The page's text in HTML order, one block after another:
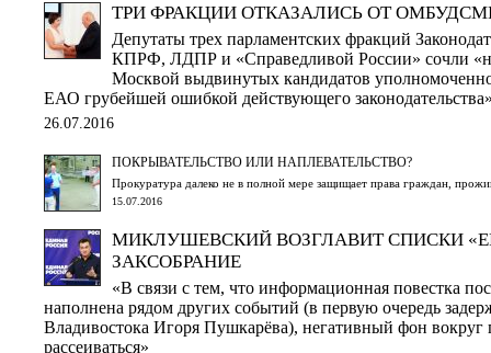
ТРИ ФРАКЦИИ ОТКАЗАЛИСЬ ОТ
Депутаты трех парламентских фракций
КПРФ, ЛДПР и «Справедливой России» сочли
Москвой выдвинутых кандидатов
ЕАО грубейшей ошибкой действующего
26.07.2016
ПОКРЫВАТЕЛЬСТВО ИЛИ НАПЛЕВАТЕЛЬСТВО?
Прокуратура далеко не в полной мере защищает права граждан,
15.07.2016
МИКЛУШЕВСКИЙ ВОЗГЛАВИТ СПИСКИ
ЗАКСОБРАНИЕ
«В связи с тем, что информационная повестка
наполнена рядом других событий (в первую очередь
Владивостока Игоря Пушкарёва), негативный фон вокруг
рассеиваться»